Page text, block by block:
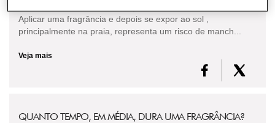
Aplicar uma fragrância e depois se expor ao sol ,
principalmente na praia, representa um risco de manch...
Veja mais
QUANTO TEMPO, EM MÉDIA, DURA UMA FRAGRÂNCIA?